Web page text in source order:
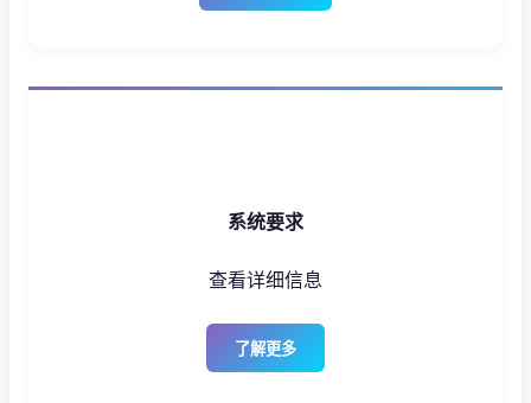
系统要求
查看详细信息
了解更多